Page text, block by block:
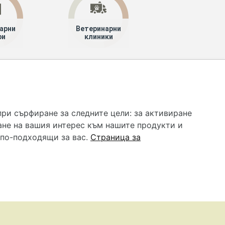
Ветеринарни
клиники
все че се полагат всички усилия за обновяване и
и самолечението могат да бъдат опасни за
помощ!
сърфиране за следните цели: за активиране
на вашия интерес към нашите продукти и
подходящи за вас. Страница за